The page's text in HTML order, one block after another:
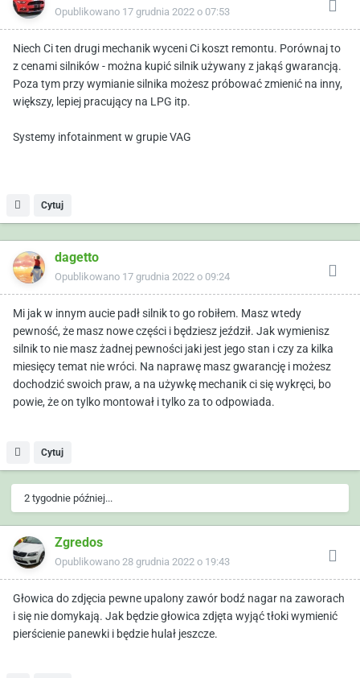
Opublikowano 17 grudnia 2022 o 07:53
Niech Ci ten drugi mechanik wyceni Ci koszt remontu. Porównaj to
z cenami silników - można kupić silnik używany z jakąś gwarancją.
Poza tym przy wymianie silnika możesz próbować zmienić na inny,
większy, lepiej pracujący na LPG itp.
Systemy infotainment w grupie VAG
Cytuj
dagetto
Opublikowano 17 grudnia 2022 o 09:24
Mi jak w innym aucie padł silnik to go robiłem. Masz wtedy
pewność, że masz nowe części i będziesz jeździł. Jak wymienisz
silnik to nie masz żadnej pewności jaki jest jego stan i czy za kilka
miesięcy temat nie wróci. Na naprawę masz gwarancję i możesz
dochodzić swoich praw, a na używkę mechanik ci się wykręci, bo
powie, że on tylko montował i tylko za to odpowiada.
Cytuj
2 tygodnie później...
Zgredos
Opublikowano 28 grudnia 2022 o 19:43
Głowica do zdjęcia pewne upalony zawór bodź nagar na zaworach
i się nie domykają. Jak będzie głowica zdjęta wyjąć tłoki wymienić
pierścienie panewki i będzie hulał jeszcze.